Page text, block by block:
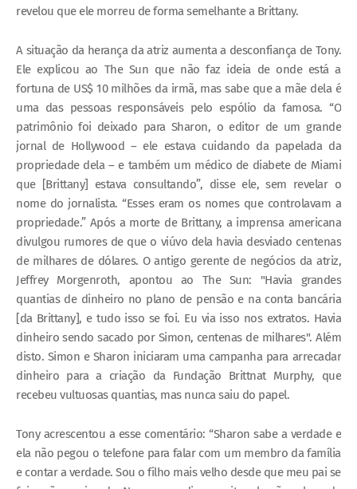
revelou que ele morreu de forma semelhante a Brittany.
A situação da herança da atriz aumenta a desconfiança de Tony.
Ele explicou ao The Sun que não faz ideia de onde está a
fortuna de US$ 10 milhões da irmã, mas sabe que a mãe dela é
uma das pessoas responsáveis pelo espólio da famosa. “O
patrimônio foi deixado para Sharon, o editor de um grande
jornal de Hollywood – ele estava cuidando da papelada da
propriedade dela – e também um médico de diabete de Miami
que [Brittany] estava consultando”, disse ele, sem revelar o
nome do jornalista. “Esses eram os nomes que controlavam a
propriedade.” Após a morte de Brittany, a imprensa americana
divulgou rumores de que o viúvo dela havia desviado centenas
de milhares de dólares. O antigo gerente de negócios da atriz,
Jeffrey Morgenroth, apontou ao The Sun: "Havia grandes
quantias de dinheiro no plano de pensão e na conta bancária
[da Brittany], e tudo isso se foi. Eu via isso nos extratos. Havia
dinheiro sendo sacado por Simon, centenas de milhares". Além
disto. Simon e Sharon iniciaram uma campanha para arrecadar
dinheiro para a criação da Fundação Brittnat Murphy, que
recebeu vultuosas quantias, mas nunca saiu do papel.
Tony acrescentou a esse comentário: “Sharon sabe a verdade e
ela não pegou o telefone para falar com um membro da família
e contar a verdade. Sou o filho mais velho desde que meu pai se